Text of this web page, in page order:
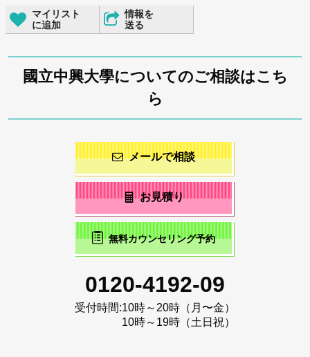
マイリスト
に追加
情報を
送る
國立中興大學についてのご相談はこち
ら
メールで相談
お見積り
無料カウンセリング予約
0120-4192-09
受付時間:10時～20時（月〜金）
10時～19時（土日祝）